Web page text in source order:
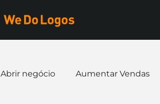
Abrir negócio Aumentar Vendas